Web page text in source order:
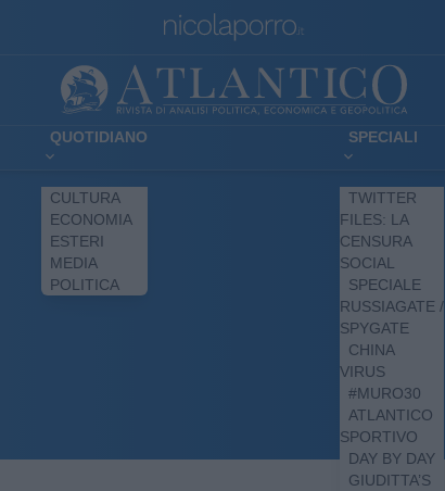
QUOTIDIANO
CULTURA
ECONOMIA
ESTERI
MEDIA
POLITICA
SPECIALI
TWITTER
FILES: LA
CENSURA
SOCIAL
SPECIALE
RUSSIAGATE /
SPYGATE
CHINA
VIRUS
#MURO30
ATLANTICO
SPORTIVO
DAY BY DAY
GIUDITTA’S